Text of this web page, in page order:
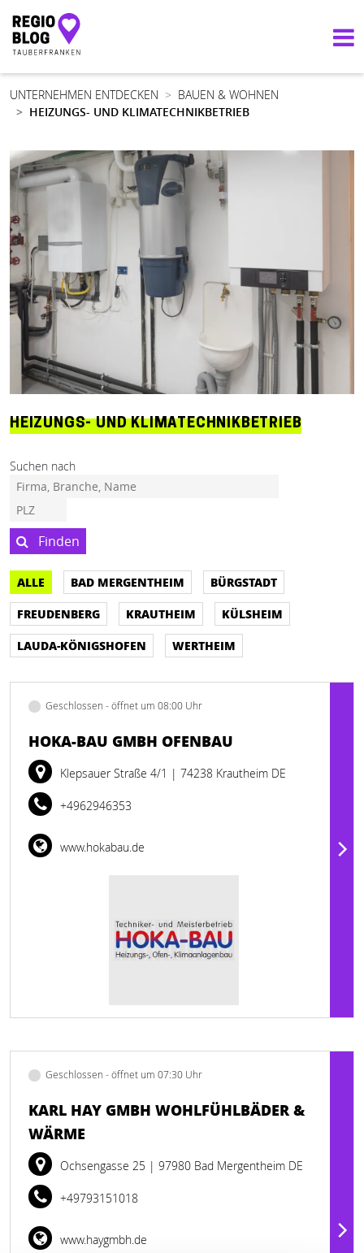
Hauptnavigation
UNTERNEHMEN ENTDECKEN
BAUEN & WOHNEN
HEIZUNGS- UND KLIMATECHNIKBETRIEB
HEIZUNGS- UND KLIMATECHNIKBETRIEB
Suchen nach
Finden
ALLE BAD MERGENTHEIM
BÜRGSTADT
FREUDENBERG
KRAUTHEIM
KÜLSHEIM
LAUDA-KÖNIGSHOFEN
WERTHEIM
Geschlossen - öffnet um 08:00 Uhr
HOKA-BAU GMBH OFENBAU
Klepsauer Straße 4/1 | 74238 Krautheim DE
+4962946353
www.hokabau.de
Geschlossen - öffnet um 07:30 Uhr
KARL HAY GMBH WOHLFÜHLBÄDER &
WÄRME
Ochsengasse 25 | 97980 Bad Mergentheim DE
+49793151018
www.haygmbh.de